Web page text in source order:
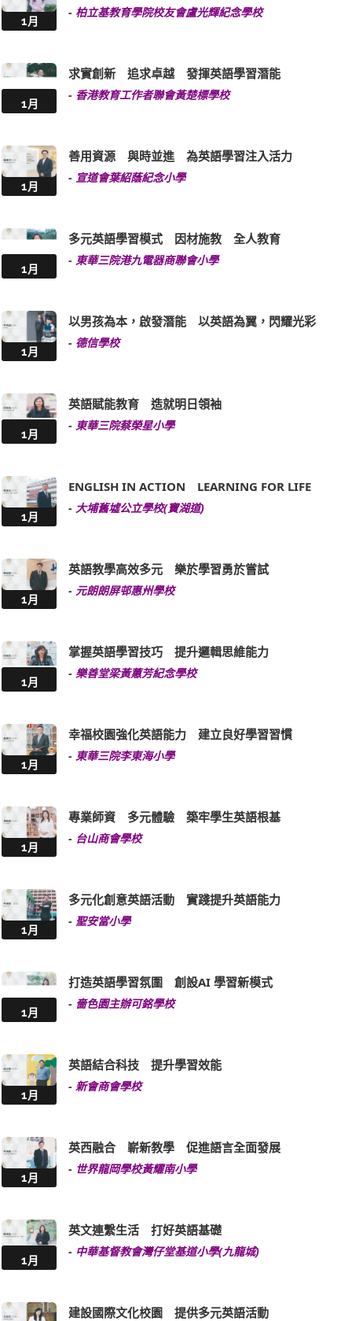
1月
- 柏立基教育學院校友會盧光輝紀念學校
1月
求實創新 追求卓越 發揮英語學習潛能
- 香港教育工作者聯會黃楚標學校
1月
善用資源 與時並進 為英語學習注入活力
- 宣道會葉紹蔭紀念小學
1月
多元英語學習模式 因材施教 全人教育
- 東華三院港九電器商聯會小學
1月
以男孩為本，啟發潛能 以英語為翼，閃耀光彩
- 德信學校
1月
英語賦能教育 造就明日領袖
- 東華三院蔡榮星小學
1月
ENGLISH IN ACTION LEARNING FOR LIFE
- 大埔舊墟公立學校(寶湖道)
1月
英語教學高效多元 樂於學習勇於嘗試
- 元朗朗屏邨惠州學校
1月
掌握英語學習技巧 提升邏輯思維能力
- 樂善堂梁黃蕙芳紀念學校
1月
幸福校園強化英語能力 建立良好學習習慣
- 東華三院李東海小學
1月
專業師資 多元體驗 築牢學生英語根基
- 台山商會學校
1月
多元化創意英語活動 實踐提升英語能力
- 聖安當小學
1月
打造英語學習氛圍 創設AI 學習新模式
- 嗇色園主辦可銘學校
1月
英語結合科技 提升學習效能
- 新會商會學校
1月
英西融合 嶄新教學 促進語言全面發展
- 世界龍岡學校黃耀南小學
1月
英文連繫生活 打好英語基礎
- 中華基督教會灣仔堂基道小學(九龍城)
建設國際文化校園 提供多元英語活動